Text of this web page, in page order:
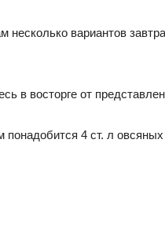
вариантов
в восторге от
4 ст. л